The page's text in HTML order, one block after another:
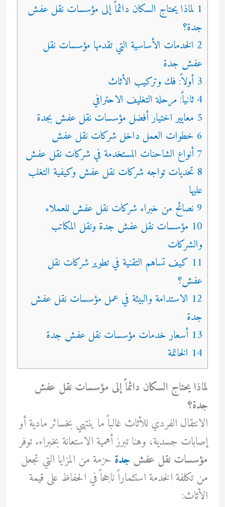
1 لماذا يحتاج السكان دائماً إلى مؤسسات نقل عفش
جدة؟
2 الخدمات الأساسية التي تقدمها مؤسسات نقل
عفش جدة
3 أولاً: فك وتركيب الأثاث
4 ثانياً: مرحلة التغليف الاحترافي
5 معايير اختيار أفضل مؤسسات نقل عفش بجدة
6 خطوات العمل داخل شركات نقل عفش
7 أنواع الشاحنات المستخدمة في شركات نقل عفش
8 تحديات تواجه شركات نقل عفش وكيفية التغلب
عليها
9 نصائح من خبراء شركات نقل عفش للعملاء
10 مؤسسات نقل عفش جدة ونقل المكاتب
والشركات
11 كيف تساهم التقنية في تطوير شركات نقل
عفش؟
12 الاستدامة والبيئة في عمل مؤسسات نقل عفش
جدة
13 أسعار خدمات مؤسسات نقل عفش جدة
14 الخاتمة
لماذا يحتاج السكان دائماً إلى مؤسسات نقل عفش
جدة؟
الانتقال الفردي للأثاث غالباً ما ينتهي بخسائر مادية أو
إصابات جسدية، وهنا تبرز أهمية الاستعانة بخبراء. توفر
مؤسسات نقل عفشجدة حزمة من المزايا التي تجعل
من تكلفة الخدمة استثماراً ناجحاً في الحفاظ على قيمة
الأثاث: